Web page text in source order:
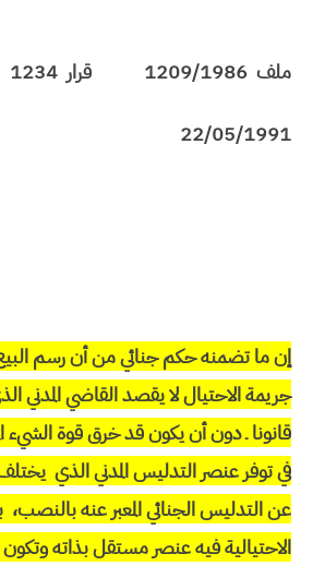
22/05/1991
إن ما تضمنه حكم جنائي من أن رسم
جريمة الاحتيال لا يقصد القاضي المدني
قانونا ـ دون أن يكون قد خرق قوة الشيء
في توفر عنصر التدليس المدني الذي
عن التدليس الجنائي المعبر عنه
الاحتيالية فيه عنصر مستقل بذاته